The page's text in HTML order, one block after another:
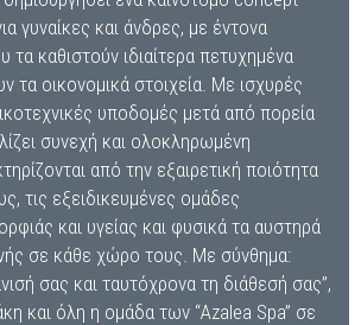
γυναίκες και άνδρες, με έντονα
τα καθιστούν ιδιαίτερα πετυχημένα
τα οικονομικά στοιχεία. Με ισχυρές
υποδομές μετά από πορεία
συνεχή και ολοκληρωμένη
από την εξαιρετική ποιότητα
τις εξειδικευμένες ομάδες
και υγείας και φυσικά τα αυστηρά
σε κάθε χώρο τους. Με σύνθημα:
σας και ταυτόχρονα τη διάθεσή σας”,
και όλη η ομάδα των “Azalea Spa” σε